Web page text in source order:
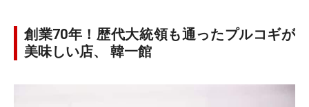
創業70年！歴代大統領も通ったプルコギが
美味しい店、 韓一館